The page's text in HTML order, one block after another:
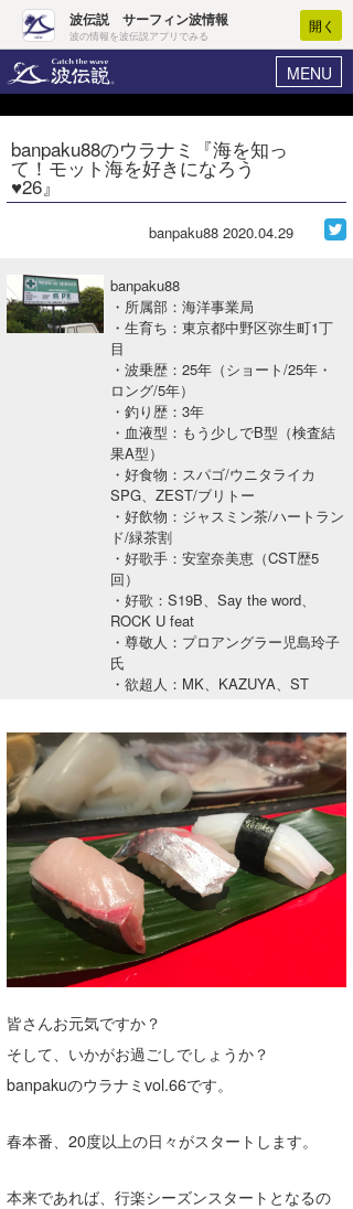
波伝説 サーフィン波情報
波の情報を波伝説アプリでみる
開く
MENU
ヘルプ マイホーム
ログイン
WAVE HUNTER波予想ツール
サーフィンエリアガイド
会員メニュー
今月のプレゼント
banpaku88のウラナミ『海を知っ
て！モット海を好きになろう
♥26』
banpaku88 2020.04.29
banpaku88
・所属部：海洋事業局
・生育ち：東京都中野区弥生町1丁
目
・波乗歴：25年（ショート/25年・
ロング/5年）
・釣り歴：3年
・血液型：もう少しでB型（検査結
果A型）
・好食物：スパゴ/ウニタライカ
SPG、ZEST/ブリトー
・好飲物：ジャスミン茶/ハートラン
ド/緑茶割
・好歌手：安室奈美恵（CST歴5
回）
・好歌：S19B、Say the word、
ROCK U feat
・尊敬人：プロアングラー児島玲子
氏
・欲超人：MK、KAZUYA、ST
皆さんお元気ですか？
そして、いかがお過ごしでしょうか？
banpakuのウラナミvol.66です。
春本番、20度以上の日々がスタートします。
本来であれば、行楽シーズンスタートとなるの
Core Surf Japan
コンテスト
ファッション/グッズ
アート＆エンタメ
コラム
ショップ情報
ショップ情報
四国
沖縄
ルール＆How to
サーファーズ
ライター/寄稿メディア
Naoya Kimoto
Yasunari Inoue
Yoshiyuki Obata
メディア
Colors MAGAZINE
WAVAL
波伝説アンバサダー/プロライダー
福島寿実子
中浦“JET”章
波伝説スタッフ
☆加藤
波伝説